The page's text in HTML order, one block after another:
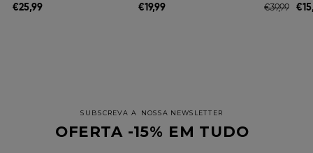
€25,99 €19,99 €39,99 €